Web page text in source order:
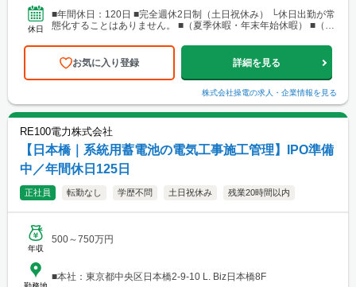
休日
■年間休日：120日 ■完全週休2日制（土日祝休み） └休日出勤が常
態化することはありません。 ■（夏季休暇・年末年始休暇） ■（有
お気に入り登録 詳細を見る
株式会社操電の求人・企業情報を見る
RE100電力株式会社
【日本橋｜系統用蓄電池の電気工事施工管理】IPO準備
中／年間休日125日
正社員 転勤なし 学歴不問 土日祝休み 残業20時間以内
年収
500～750万円
■本社：東京都中央区日本橋2-9-10 L. Biz日本橋8F